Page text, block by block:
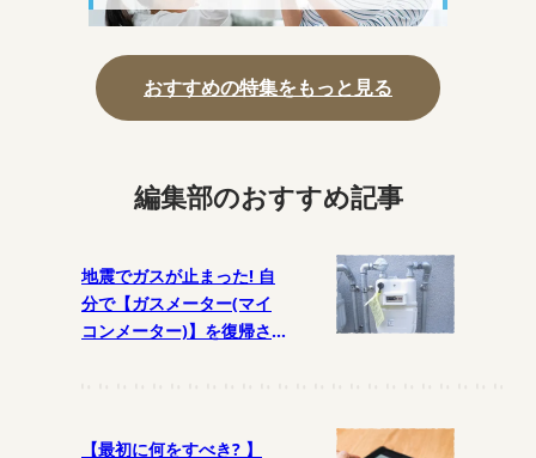
おすすめの特集をもっと見る
編集部のおすすめ記事
地震でガスが止まった! 自
分で【ガスメーター(マイ
コンメーター)】を復帰さ
【最初に何をすべき? 】